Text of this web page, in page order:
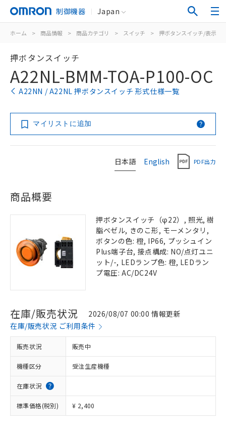
制御機器 Japan
ホーム > 商品情報 > 商品カテゴリ > スイッチ > 押ボタンスイッチ/表示灯
押ボタンスイッチ
A22NL-BMM-TOA-P100-OC
A22NN / A22NL 押ボタンスイッチ 形式仕様一覧
マイリストに追加
日本語 English PDF出力
商品概要
押ボタンスイッチ（φ22）, 照光, 樹
脂ベゼル, きのこ形, モーメンタリ,
ボタンの色: 橙, IP66, プッシュイン
Plus端子台, 接点構成: NO/点灯ユニ
ット/-, LEDランプ色: 橙, LEDラン
プ電圧: AC/DC24V
在庫/販売状況
2026/08/07 00:00 情報更新
在庫/販売状況 ご利用条件
販売状況 販売中
機種区分 受注生産機種
在庫状況
標準価格(税別) ¥ 2,400